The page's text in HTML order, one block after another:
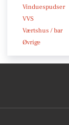
Vinduespudser
VVS
Værtshus / bar
Øvrige